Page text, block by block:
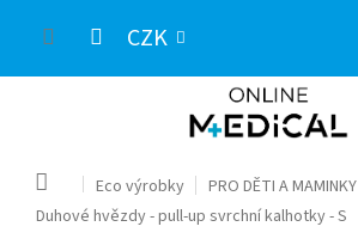
CZK
Domů Eco výrobky
PRO DĚTI A MAMINKY
Duhové hvězdy - pull-up svrchní kalhotky - S